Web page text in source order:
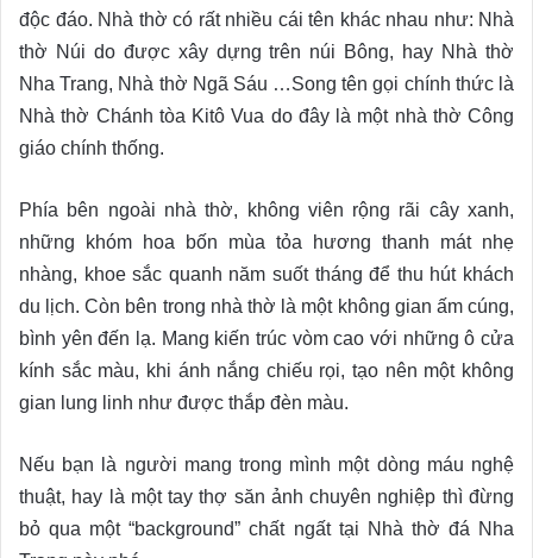
độc đáo. Nhà thờ có rất nhiều cái tên khác nhau như: Nhà
thờ Núi do được xây dựng trên núi Bông, hay Nhà thờ
Nha Trang, Nhà thờ Ngã Sáu …Song tên gọi chính thức là
Nhà thờ Chánh tòa Kitô Vua do đây là một nhà thờ Công
giáo chính thống.
Phía bên ngoài nhà thờ, không viên rộng rãi cây xanh,
những khóm hoa bốn mùa tỏa hương thanh mát nhẹ
nhàng, khoe sắc quanh năm suốt tháng để thu hút khách
du lịch. Còn bên trong nhà thờ là một không gian ấm cúng,
bình yên đến lạ. Mang kiến trúc vòm cao với những ô cửa
kính sắc màu, khi ánh nắng chiếu rọi, tạo nên một không
gian lung linh như được thắp đèn màu.
Nếu bạn là người mang trong mình một dòng máu nghệ
thuật, hay là một tay thợ săn ảnh chuyên nghiệp thì đừng
bỏ qua một “background” chất ngất tại Nhà thờ đá Nha